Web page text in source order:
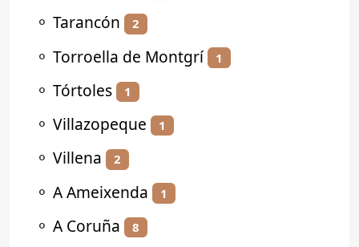
⚬ Tarancón 2
⚬ Torroella de Montgrí 1
⚬ Tórtoles 1
⚬ Villazopeque 1
⚬ Villena 2
⚬ A Ameixenda 1
⚬ A Coruña 8